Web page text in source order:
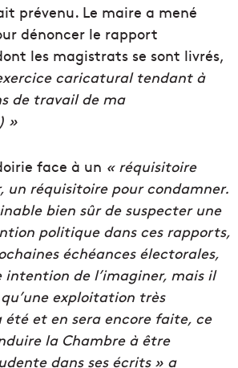
prévenu. Le maire a mené
dénoncer le rapport
les magistrats se sont livrés,
caricatural tendant à
de travail de ma
»
face à un « réquisitoire
un réquisitoire pour condamner.
bien sûr de suspecter une
politique dans ces rapports,
échéances électorales,
intention de l’imaginer, mais il
exploitation très
et en sera encore faite, ce
la Chambre à être
dans ses écrits » a